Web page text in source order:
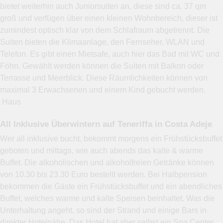
bietet weiterhin auch Juniorsuiten an, diese sind ca. 37 qm
groß und verfügen über einen kleinen Wohnbereich, dieser ist
zumindest optisch klar von dem Schlafraum abgetrennt. Die
Suiten bieten die Klimaanlage, den Fernseher, WLAN und
Telefon. Es gibt einen Mietsafe, auch hier das Bad mit WC und
Föhn. Gewählt werden können die Suiten mit Balkon oder
Terrasse und Meerblick. Diese Räumlichkeiten können von
maximal 3 Erwachsenen und einem Kind gebucht werden.
Haus
All Inklusive Überwintern auf Teneriffa in Costa Adeje
Wer all inklusive bucht, bekommt morgens ein Frühstücksbuffet
geboten und mittags, wie auch abends das kalte & warme
Buffet. Die alkoholischen und alkoholfreien Getränke können
von 10.30 bis 23.30 Euro bestellt werden. Bei Halbpension
bekommen die Gäste ein Frühstücksbuffet und ein abendliches
Buffet, welches warme und kalte Speisen beinhaltet. Was die
Unterhaltung angeht, so sind der Strand und einige Bars in